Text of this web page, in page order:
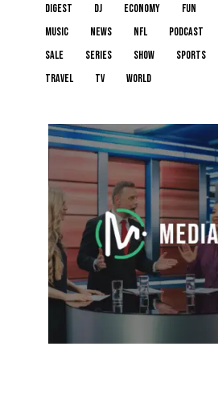
digest
dj economy fun
music
news NFL podcast
sale
series show sports
travel
tv world